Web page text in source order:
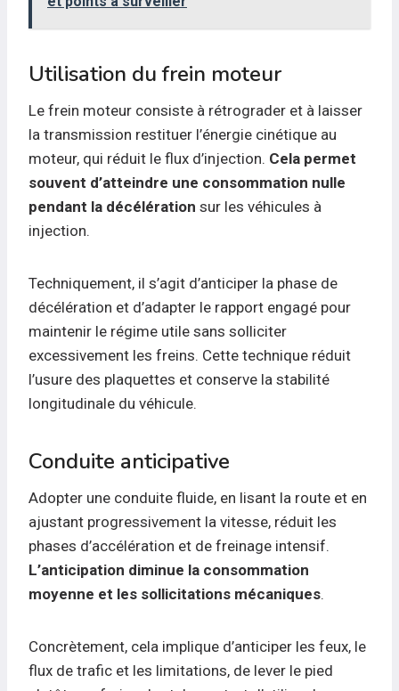
Utilisation du frein moteur
Le frein moteur consiste à rétrograder et à laisser
la transmission restituer l’énergie cinétique au
moteur, qui réduit le flux d’injection. Cela permet
souvent d’atteindre une consommation nulle
pendant la décélération sur les véhicules à
injection.
Techniquement, il s’agit d’anticiper la phase de
décélération et d’adapter le rapport engagé pour
maintenir le régime utile sans solliciter
excessivement les freins. Cette technique réduit
l’usure des plaquettes et conserve la stabilité
longitudinale du véhicule.
Conduite anticipative
Adopter une conduite fluide, en lisant la route et en
ajustant progressivement la vitesse, réduit les
phases d’accélération et de freinage intensif.
L’anticipation diminue la consommation
moyenne et les sollicitations mécaniques.
Concrètement, cela implique d’anticiper les feux, le
flux de trafic et les limitations, de lever le pied